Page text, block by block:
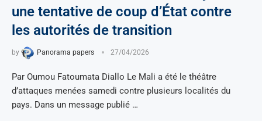
une tentative de coup d’État contre
les autorités de transition
by Panorama papers 27/04/2026
Par Oumou Fatoumata Diallo Le Mali a été le théâtre
d’attaques menées samedi contre plusieurs localités du
pays. Dans un message publié …